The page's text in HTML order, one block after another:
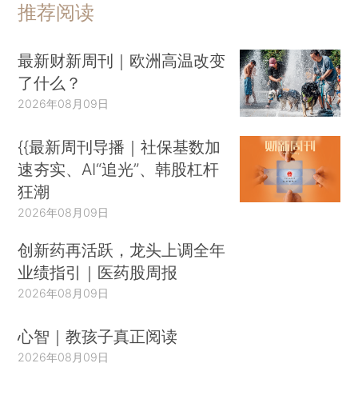
推荐阅读
最新财新周刊｜欧洲高温改变
了什么？
2026年08月09日
{{最新周刊导播｜社保基数加
速夯实、AI“追光”、韩股杠杆
狂潮
2026年08月09日
创新药再活跃，龙头上调全年
业绩指引｜医药股周报
2026年08月09日
心智｜教孩子真正阅读
2026年08月09日